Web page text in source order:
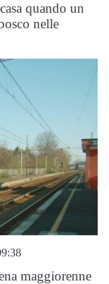
quando un
nelle
maggiorenne